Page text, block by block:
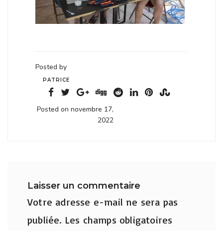
Posted by
PATRICE
Posted on novembre 17,
2022
Laisser un commentaire
Votre adresse e-mail ne sera pas
publiée. Les champs obligatoires